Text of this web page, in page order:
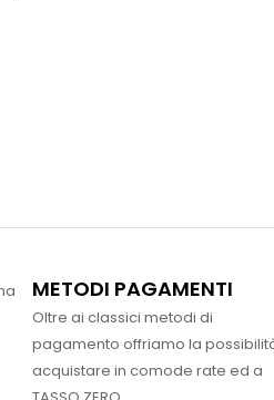
METODI PAGAMENTI
Oltre ai classici metodi di
pagamento offriamo la
acquistare in comode rate ed a